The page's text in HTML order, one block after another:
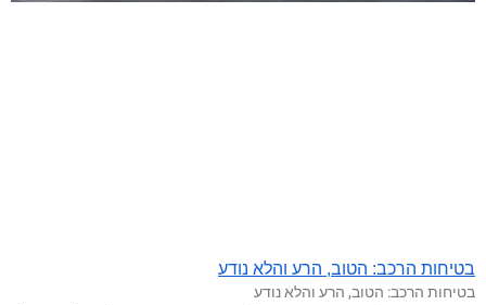
בטיחות הרכב: הטוב, הרע והלא נודע
בטיחות הרכב: הטוב, הרע והלא נודע